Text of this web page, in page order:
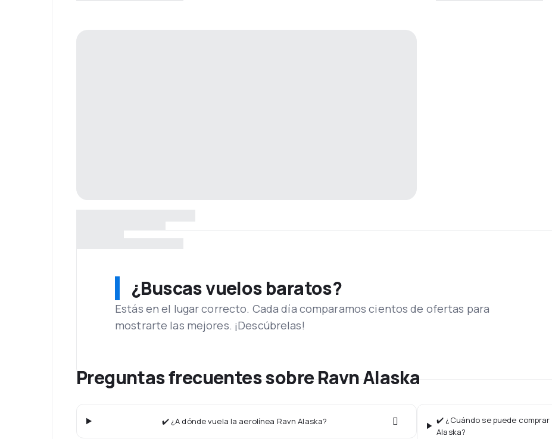
¿Buscas vuelos baratos?
Estás en el lugar correcto. Cada día comparamos cientos de ofertas para
mostrarte las mejores. ¡Descúbrelas!
Preguntas frecuentes sobre Ravn Alaska
✔️ ¿A dónde vuela la aerolínea Ravn Alaska?
✔️ ¿Cuándo se puede
Alaska?